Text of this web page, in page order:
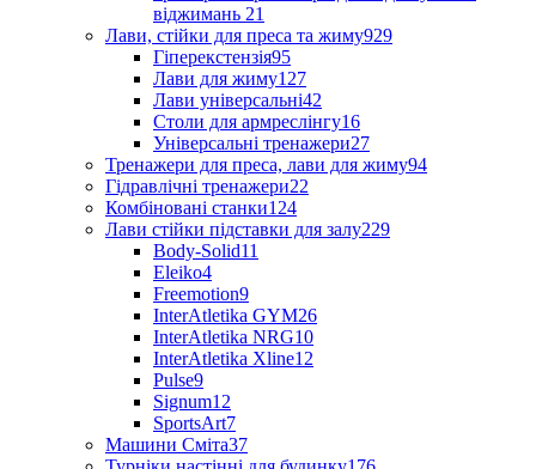
віджимань 21
Лави, стійки для преса та жиму929
Гіперекстензія95
Лави для жиму127
Лави універсальні42
Столи для армреслінгу16
Універсальні тренажери27
Тренажери для преса, лави для жиму94
Гідравлічні тренажери22
Комбіновані станки124
Лави стійки підставки для залу229
Body-Solid11
Eleiko4
Freemotion9
InterAtletika GYM26
InterAtletika NRG10
InterAtletika Xline12
Pulse9
Signum12
SportsArt7
Машини Сміта37